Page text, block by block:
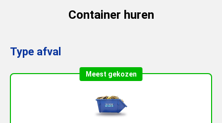
Container huren
Type afval
Meest gekozen